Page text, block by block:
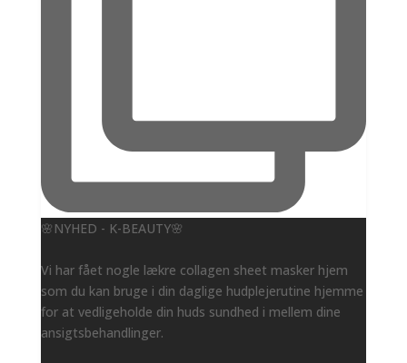
🌸NYHED - K-BEAUTY🌸
Vi har fået nogle lækre collagen sheet masker hjem
som du kan bruge i din daglige hudplejerutine hjemme
for at vedligeholde din huds sundhed i mellem dine
ansigtsbehandlinger.